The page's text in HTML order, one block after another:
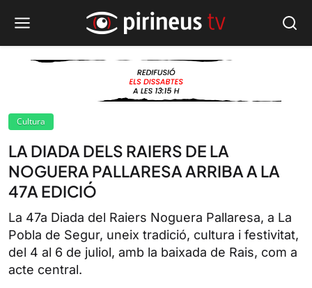
Cultura
LA DIADA DELS RAIERS DE LA
NOGUERA PALLARESA ARRIBA A LA
47A EDICIÓ
La 47a Diada del Raiers Noguera Pallaresa, a La
Pobla de Segur, uneix tradició, cultura i festivitat,
del 4 al 6 de juliol, amb la baixada de Rais, com a
acte central.